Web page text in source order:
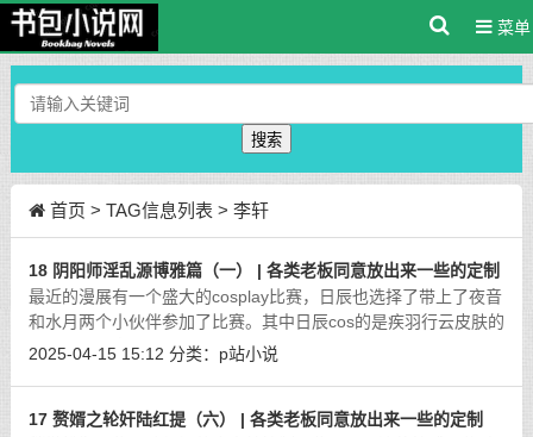
菜单
搜索
首页 > TAG信息列表 > 李轩
18 阴阳师淫乱源博雅篇（一） | 各类老板同意放出来一些的定制
最近的漫展有一个盛大的cosplay比赛，日辰也选择了带上了夜音
和水月两个小伙伴参加了比赛。其中日辰cos的是疾羽行云皮肤的
源博雅，夜音则是cos的酒歌狂行的酒吞，水月的是青竹白雪的茨
2025-04-15 15:12 分类： p站小说
17 赘婿之轮奸陆红提（六） | 各类老板同意放出来一些的定制